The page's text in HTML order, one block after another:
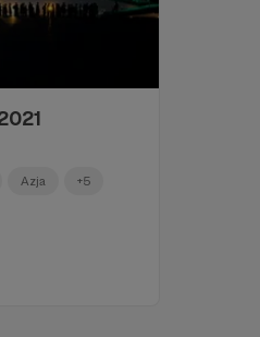
Azja +5